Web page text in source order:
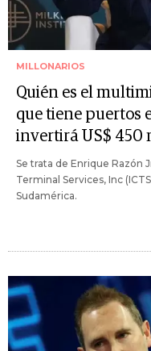
MILLONARIOS
Quién es el
que tiene puertos
invertirá US$ 450
Se trata de Enrique Razón
Terminal Services, Inc
Sudamérica.